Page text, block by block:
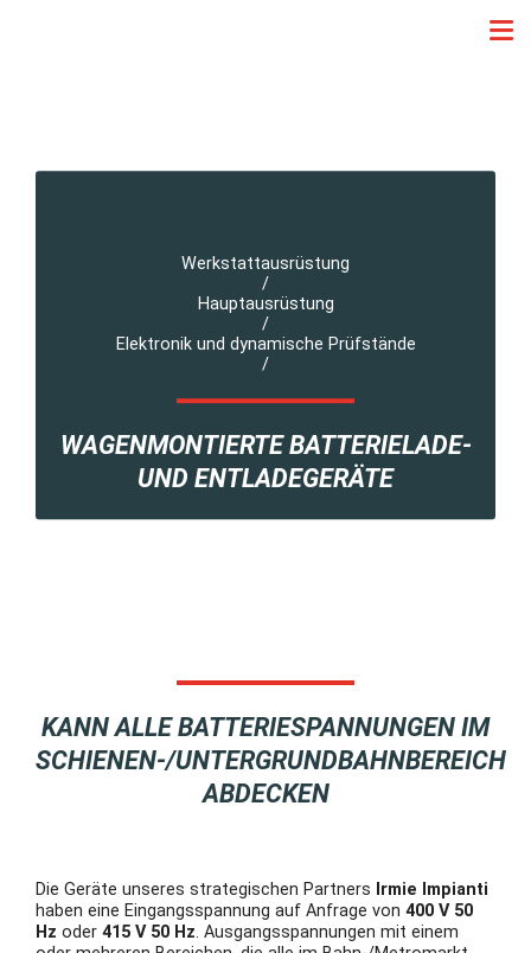
Werkstattausrüstung
/
Hauptausrüstung
/
Elektronik und dynamische Prüfstände
/
WAGENMONTIERTE BATTERIELADE-
UND ENTLADEGERÄTE
KANN ALLE BATTERIESPANNUNGEN IM
SCHIENEN-/UNTERGRUNDBAHNBEREICH
ABDECKEN
Die Geräte unseres strategischen Partners Irmie Impianti
haben eine Eingangsspannung auf Anfrage von 400 V 50
Hz oder 415 V 50 Hz. Ausgangsspannungen mit einem